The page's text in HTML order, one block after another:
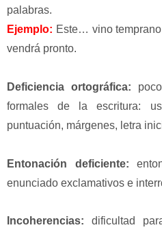
palabras.
Ejemplo: Este… vino
vendrá pronto.
Deficiencia ortográfica:
formales de la escritura:
puntuación, márgenes, letra
Entonación deficiente:
enunciado exclamativos e
Incoherencias: dificultad